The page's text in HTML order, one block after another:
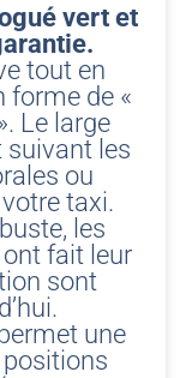
vert et
tout en
forme de «
Le large
suivant les
ou
taxi.
les
fait leur
sont
une